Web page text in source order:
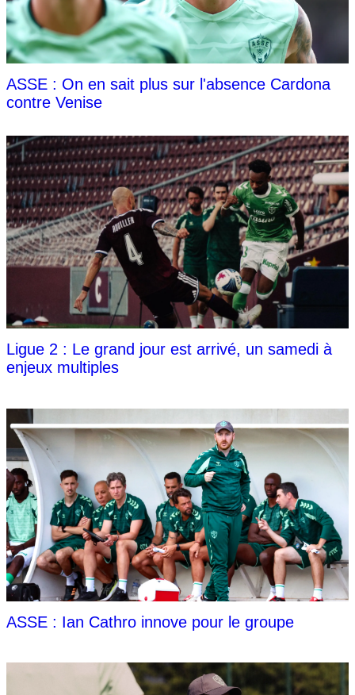
ASSE : On en sait plus sur l'absence Cardona
contre Venise
Ligue 2 : Le grand jour est arrivé, un samedi à
enjeux multiples
ASSE : Ian Cathro innove pour le groupe